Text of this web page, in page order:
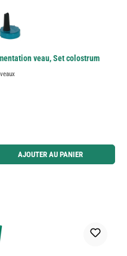
veau, Set colostrum
utilisez les boutons pour augmenter ou
AJOUTER AU PANIER